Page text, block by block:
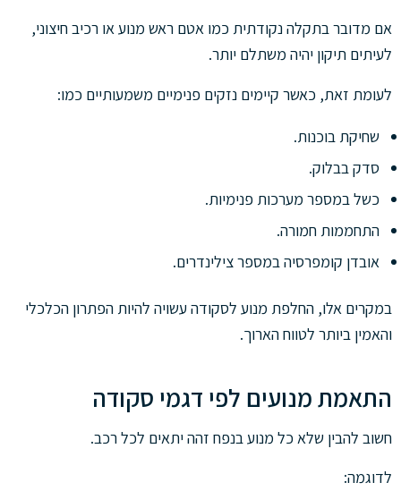
אם מדובר בתקלה נקודתית כמו אטם ראש מנוע או רכיב חיצוני,
לעיתים תיקון יהיה משתלם יותר.
לעומת זאת, כאשר קיימים נזקים פנימיים משמעותיים כמו:
שחיקת בוכנות.
סדק בבלוק.
כשל במספר מערכות פנימיות.
התחממות חמורה.
אובדן קומפרסיה במספר צילינדרים.
במקרים אלו, החלפת מנוע לסקודה עשויה להיות הפתרון הכלכלי
והאמין ביותר לטווח הארוך.
התאמת מנועים לפי דגמי סקודה
חשוב להבין שלא כל מנוע בנפח זהה יתאים לכל רכב.
לדוגמה: